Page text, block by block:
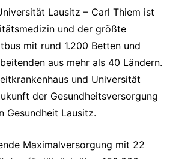
Lausitz – Carl Thiem ist
und der größte
mit rund 1.200 Betten und
aus mehr als 40 Ländern.
und Universität
der Gesundheitsversorgung
Gesundheit Lausitz.
Maximalversorgung mit 22